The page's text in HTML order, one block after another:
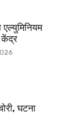
एल्युमिनियम
केंद्र
घटना